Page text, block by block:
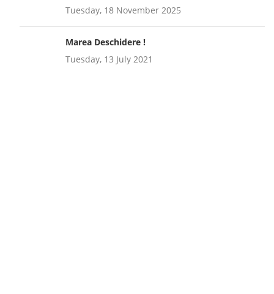
Tuesday, 18 November 2025
Marea Deschidere !
Tuesday, 13 July 2021